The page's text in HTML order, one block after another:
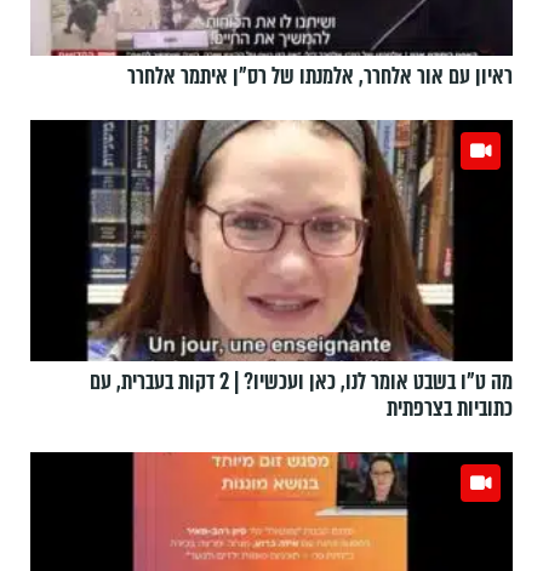
ראיון עם אור אלחרר, אלמנתו של רס"ן איתמר אלחרר
מה ט"ו בשבט אומר לנו, כאן ועכשיו? | 2 דקות בעברית, עם
כתוביות בצרפתית